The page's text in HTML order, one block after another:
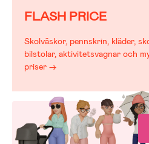
Jollyrooms Barnvagnsguide
FLASH PRICE
Skolväskor, pennskrin, kläder,
bilstolar, aktivitetsvagnar och
priser →